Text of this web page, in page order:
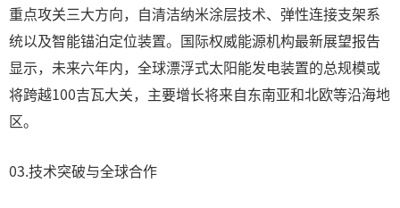
重点攻关三大方向，自清洁纳米涂层技术、弹性连接支架系
统以及智能锚泊定位装置。国际权威能源机构最新展望报告
显示，未来六年内，全球漂浮式太阳能发电装置的总规模或
将跨越100吉瓦大关，主要增长将来自东南亚和北欧等沿海地
区。
03.技术突破与全球合作